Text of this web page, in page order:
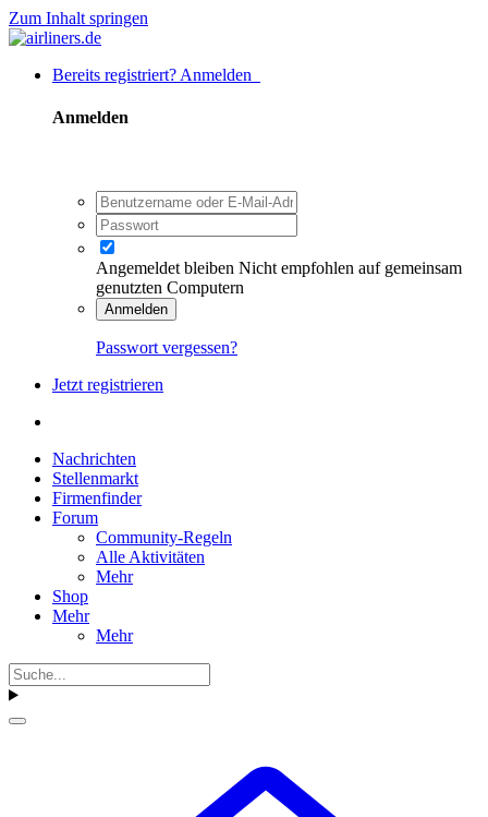
Zum Inhalt springen
Bereits registriert? Anmelden
Anmelden
Angemeldet bleiben Nicht empfohlen auf gemeinsam
genutzten Computern
Anmelden
Passwort vergessen?
Jetzt registrieren
Nachrichten
Stellenmarkt
Firmenfinder
Forum
Community-Regeln
Alle Aktivitäten
Mehr
Shop
Mehr
Mehr